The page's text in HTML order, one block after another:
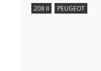
208 II
PEUGEOT